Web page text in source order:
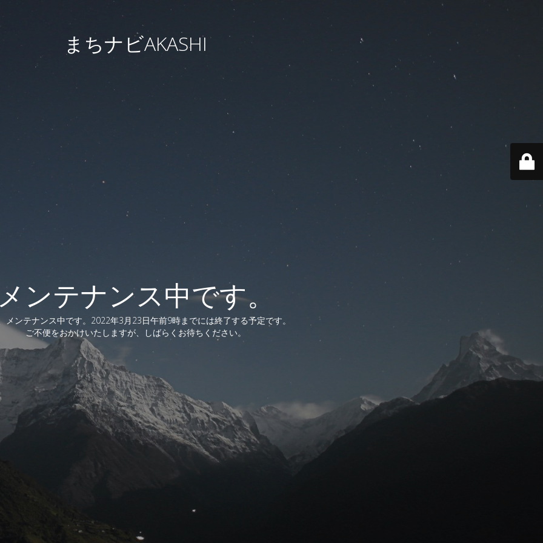
まちナビAKASHI
ンテナンス中です。
メンテナンス中です。2022年3月23日午前9時までには終了する予定です。
ご不便をおかけいたしますが、しばらくお待ちください。